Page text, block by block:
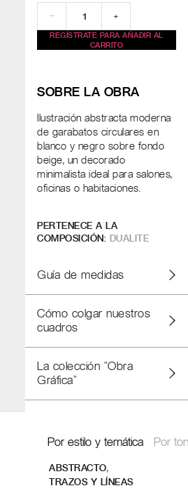
− +
REGÍSTRATE PARA AÑADIR AL
CARRITO
SOBRE LA OBRA
Ilustración abstracta moderna
de garabatos circulares en
blanco y negro sobre fondo
beige, un decorado
minimalista ideal para salones,
oficinas o habitaciones.
PERTENECE A LA
COMPOSICIÓN: DUALITE
Guía de medidas
Cómo colgar nuestros
cuadros
La colección "Obra
Gráfica"
Por estilo y temática Por
ABSTRACTO,
TRAZOS Y LÍNEAS